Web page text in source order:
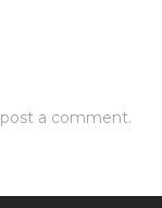
a comment.